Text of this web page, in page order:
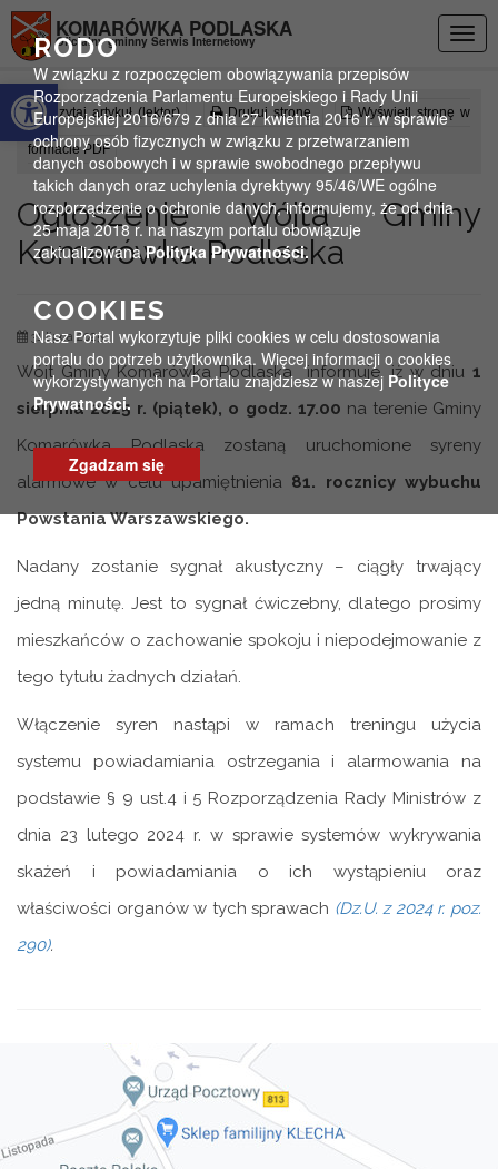
Otwórz pasek narzędzi
KOMARÓWKA PODLASKA
Oficjalny gminny Serwis Internetowy
Czytaj artykuł (lektor) Drukuj stronę Wyświetl stronę w
formacie PDF
Ogłoszenie Wójta Gminy
Komarówka Podlaska
31 lipca 2025
Wójt Gminy Komarówka Podlaska informuje, iż w dniu 1
sierpnia 2025 r. (piątek), o godz. 17.00 na terenie Gminy
Komarówka Podlaska zostaną uruchomione syreny
alarmowe w celu upamiętnienia 81. rocznicy wybuchu
Powstania Warszawskiego.
Nadany zostanie sygnał akustyczny – ciągły trwający
jedną minutę. Jest to sygnał ćwiczebny, dlatego prosimy
mieszkańców o zachowanie spokoju i niepodejmowanie z
tego tytułu żadnych działań.
Włączenie syren nastąpi w ramach treningu użycia
systemu powiadamiania ostrzegania i alarmowania na
podstawie § 9 ust.4 i 5 Rozporządzenia Rady Ministrów z
dnia 23 lutego 2024 r. w sprawie systemów wykrywania
skażeń i powiadamiania o ich wystąpieniu oraz
właściwości organów w tych sprawach (Dz.U. z 2024 r. poz.
290).
RODO
W związku z rozpoczęciem obowiązywania przepisów
Rozporządzenia Parlamentu Europejskiego i Rady Unii
Europejskiej 2016/679 z dnia 27 kwietnia 2016 r. w sprawie
ochrony osób fizycznych w związku z przetwarzaniem
danych osobowych i w sprawie swobodnego przepływu
takich danych oraz uchylenia dyrektywy 95/46/WE ogólne
rozporządzenie o ochronie danych, informujemy, że od dnia
25 maja 2018 r. na naszym portalu obowiązuje
zaktualizowanaPolityka Prywatności.
COOKIES
Nasz Portal wykorzytuje pliki cookies w celu dostosowania
portalu do potrzeb użytkownika. Więcej informacji o cookies
wykorzystywanych na Portalu znajdziesz w naszej Polityce
Prywatności.
Zgadzam się